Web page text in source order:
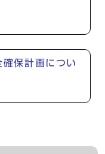
保計画につい